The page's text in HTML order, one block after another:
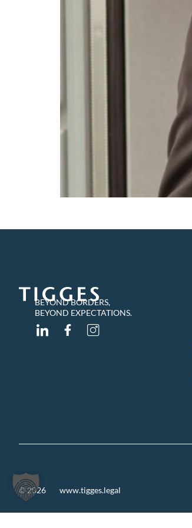
BEYOND BORDERS,
BEYOND EXPECTATIONS.
© 2026 www.tigges.legal